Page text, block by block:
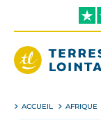
directement
contenu
ACCUEIL AFRIQUE